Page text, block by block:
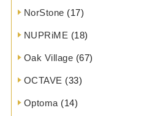
NorStone (17)
NUPRiME (18)
Oak Village (67)
OCTAVE (33)
Optoma (14)